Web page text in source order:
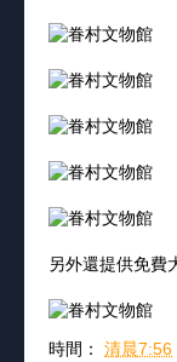
另外還提供免費
時間： 清晨7:56